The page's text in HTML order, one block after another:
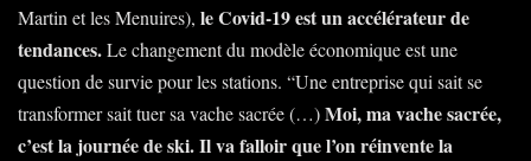
Martin et les Menuires), le Covid-19 est un accélérateur de
tendances.Le changement du modèle économique est une
question de survie pour les stations. “Une entreprise qui sait se
transformer sait tuer sa vache sacrée (…)Moi, ma vache sacrée,
c’est la journée de ski. Il va falloir que l’on réinvente la